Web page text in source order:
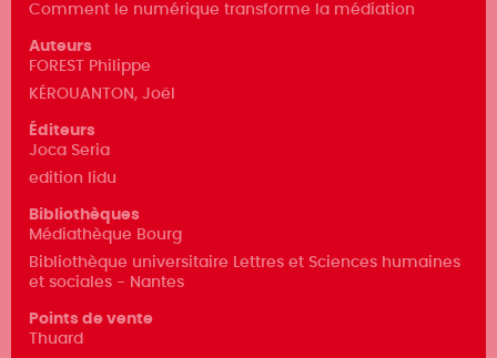
Comment le numérique transforme la médiation
Auteurs
FOREST Philippe
KÉROUANTON, Joël
Éditeurs
Joca Seria
edition lidu
Bibliothèques
Médiathèque Bourg
Bibliothèque universitaire Lettres et Sciences humaines
et sociales - Nantes
Points de vente
Thuard